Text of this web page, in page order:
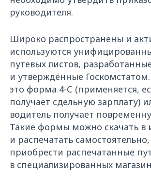
руководителя.
Широко распространены и
используются
путевых листов,
и утверждённые
это форма 4-С (применяется,
получает сдельную зарплату)
водитель получает
Такие формы можно скачать в
и распечатать
приобрести распечатанные
в специализированных